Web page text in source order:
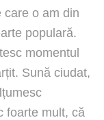
care o am din
populară.
momentul
Sună ciudat,
foarte mult, că